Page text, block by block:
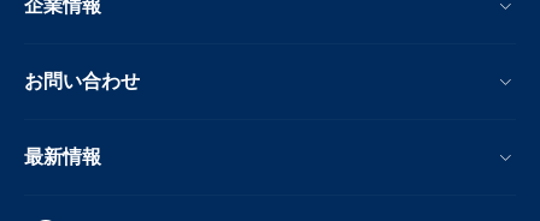
企業情報
お問い合わせ
最新情報